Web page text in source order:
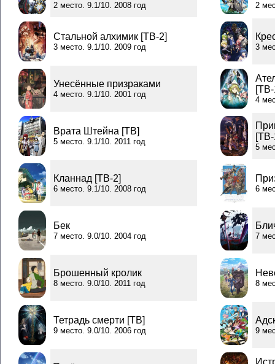
2 место. 9.1/10. 2008 год
Стальной алхимик [ТВ-2]
3 место. 9.1/10. 2009 год
Унесённые призраками
4 место. 9.1/10. 2001 год
Врата Штейна [ТВ]
5 место. 9.1/10. 2011 год
Кланнад [ТВ-2]
6 место. 9.1/10. 2008 год
Бек
7 место. 9.0/10. 2004 год
Брошенный кролик
8 место. 9.0/10. 2011 год
Тетрадь смерти [ТВ]
9 место. 9.0/10. 2006 год
2
3
4
5
6
7
8
9